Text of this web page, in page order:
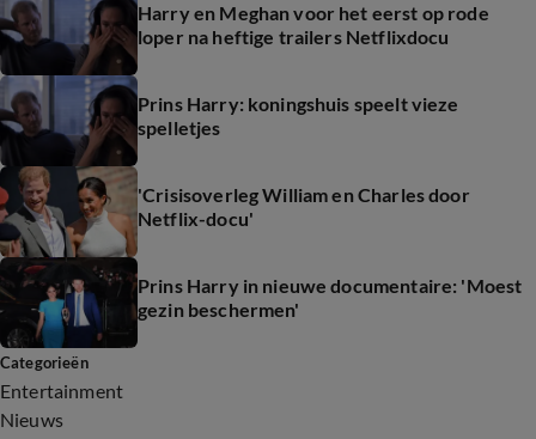
Harry en Meghan voor het eerst op rode
loper na heftige trailers Netflixdocu
Prins Harry: koningshuis speelt vieze
spelletjes
'Crisisoverleg William en Charles door
Netflix-docu'
Prins Harry in nieuwe documentaire: 'Moest
gezin beschermen'
Categorieën
Entertainment
Nieuws